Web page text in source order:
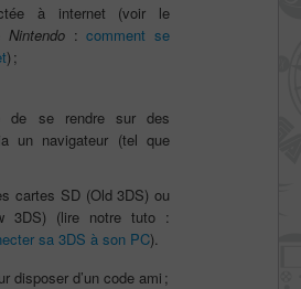
à internet (voir le
Nintendo :comment se
) ;
de se rendre sur des
un navigateur (tel que
cartes SD (Old 3DS) ou
3DS) (lire notre tuto :
sa 3DS à son PC).
disposer d’un code ami ;